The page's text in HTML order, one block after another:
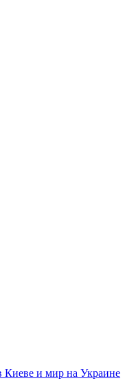
Киеве и мир на Украине